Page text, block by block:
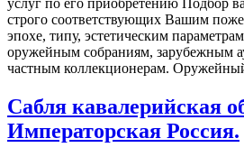
строго соответствующих Вашим
эпохе, типу, эстетическим
оружейным собраниям, зарубежным
частным коллекционерам.
Сабля кавалерийская
Императорская Россия.